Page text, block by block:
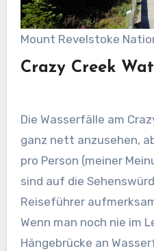
Mount Revelstoke
Crazy Creek
Die Wasserfälle am
ganz nett anzusehen,
pro Person (meiner
sind auf die
Reiseführer
Wenn man noch nie im
Hängebrücke an